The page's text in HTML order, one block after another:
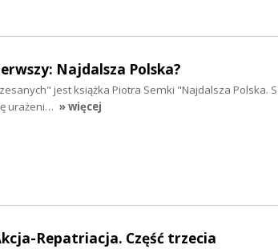
Najdalsza Polska?
jest książka Piotra Semki "Najdalsza Polska.
urażeni… » więcej
Repatriacja. Część trzecia